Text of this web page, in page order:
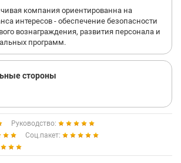
компания ориентированна на
интересов - обеспечение безопасности
вознаграждения, развития персонала и
программ.
стороны
Руководство:
Соц.пакет: